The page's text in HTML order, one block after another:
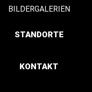
BILDERGALERIEN
STANDORTE
KONTAKT